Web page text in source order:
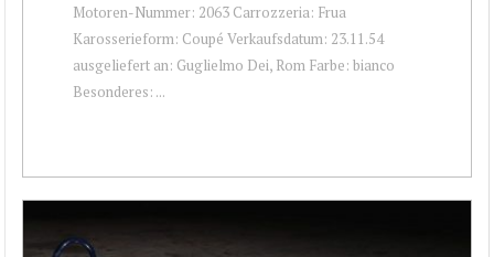
Motoren-Nummer: 2063 Carrozzeria: Frua
Karosserieform: Coupé Verkaufsdatum: 23.11.54
ausgeliefert an: Guglielmo Dei, Rom Farbe: bianco
Besonderes: ...